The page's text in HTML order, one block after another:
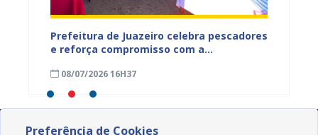
Prefeitura de Juazeiro celebra pescadores
e reforça compromisso com a
08/07/2026 16H37
Preferência de Cookies